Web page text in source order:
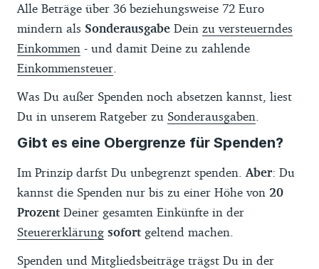
Alle Beträge über 36 beziehungsweise 72 Euro
mindern als Sonderausgabe Dein zu versteuerndes
Einkommen - und damit Deine zu zahlende
Einkommensteuer
Was Du außer Spenden noch absetzen kannst, liest
Du in unserem Ratgeber zu Sonderausgaben
Gibt es eine Obergrenze für Spenden?
Im Prinzip darfst Du unbegrenzt spenden. Aber: Du
kannst die Spenden nur bis zu einer Höhe von 20
Prozent Deiner gesamten Einkünfte in der
Steuererklärung sofort geltend machen.
Spenden und Mitgliedsbeiträge trägst Du in der